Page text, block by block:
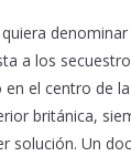
a los
el centro de
británica,
solución. Un